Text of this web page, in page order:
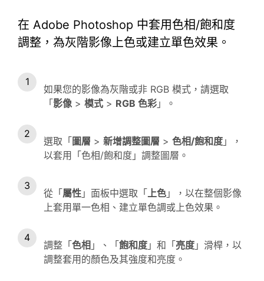
在 Adobe Photoshop 中套用色相/飽和度
調整，為灰階影像上色或建立單色效果。
如果您的影像為灰階或非 RGB 模式，請選取
「 影像 > 模式 > RGB 色彩 」。
選取「 圖層 > 新增調整圖層 > 色相/飽和度 」，
以套用「色相/飽和度」調整圖層。
從「 屬性 」面板中選取「 上色 」，以在整個影像
上套用單一色相、建立單色調或上色效果。
調整「 色相 」、「 飽和度 」和「 亮度 」滑桿，以
調整套用的顏色及其強度和亮度。